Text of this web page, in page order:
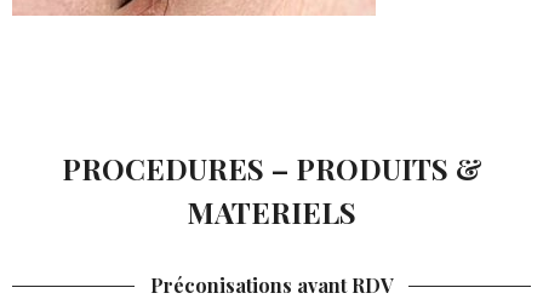
PROCEDURES – PRODUITS &
MATERIELS
Préconisations avant RDV